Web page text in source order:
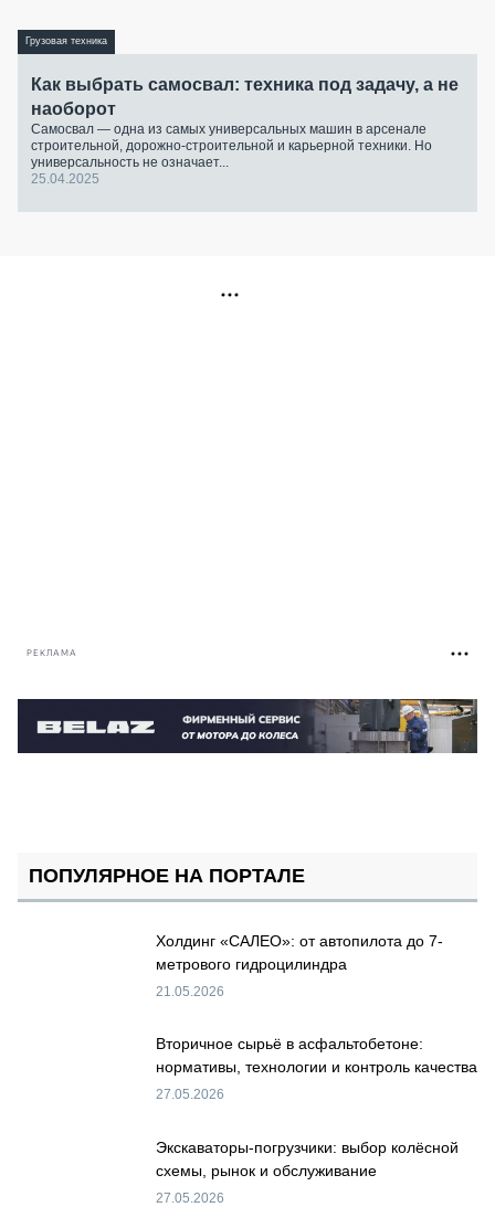
Грузовая техника
Как выбрать самосвал: техника под задачу, а не
наоборот
Самосвал — одна из самых универсальных машин в арсенале
строительной, дорожно-строительной и карьерной техники. Но
универсальность не означает...
25.04.2025
РЕКЛАМА
ПОПУЛЯРНОЕ НА ПОРТАЛЕ
Холдинг «САЛЕО»: от автопилота до 7-
метрового гидроцилиндра
21.05.2026
Вторичное сырьё в асфальтобетоне:
нормативы, технологии и контроль качества
27.05.2026
Экскаваторы-погрузчики: выбор колёсной
схемы, рынок и обслуживание
27.05.2026